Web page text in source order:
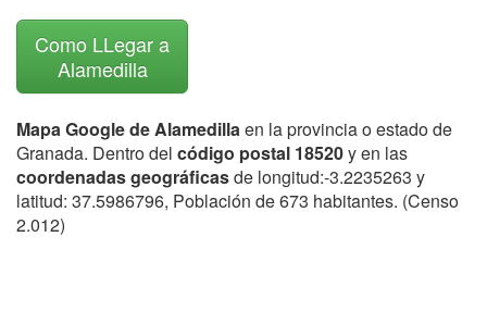
Como LLegar a
Alamedilla
Mapa Google de Alamedillaen la provincia o estado de
Granada. Dentro del código postal 18520y en las
coordenadas geográficasde longitud:-3.2235263 y
latitud: 37.5986796, Población de 673 habitantes. (Censo
2.012)